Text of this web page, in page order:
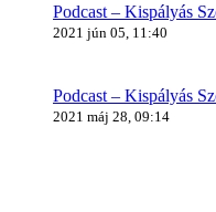
Podcast – Kispályás
2021 jún 05, 11:40
Podcast – Kispályás
2021 máj 28, 09:14